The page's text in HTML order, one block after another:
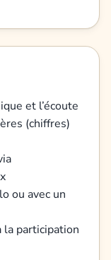
et l’écoute
(chiffres)
ou avec un
la participation